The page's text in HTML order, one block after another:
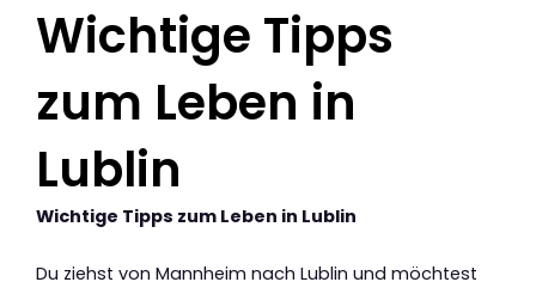
Wichtige Tipps
zum Leben in
Lublin
Wichtige Tipps zum Leben in Lublin
Du ziehst von Mannheim nach Lublin und möchtest